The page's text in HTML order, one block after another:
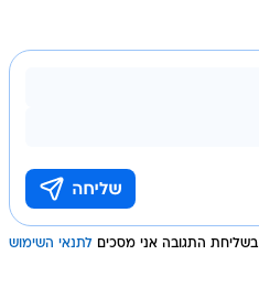
בשליחת התגובה אני מסכים לתנאי השימוש